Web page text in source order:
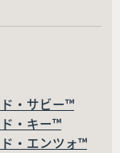
・サビー™
・キー™
・エンツォ™